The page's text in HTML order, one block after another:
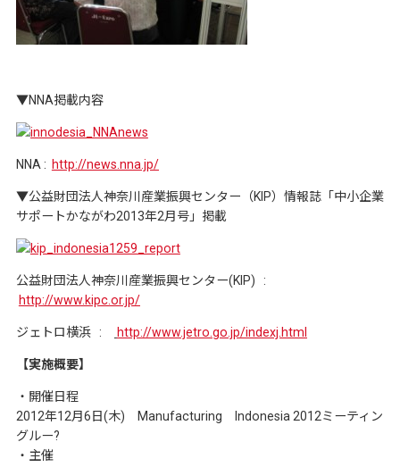
▼NNA掲載内容
NNA : http://news.nna.jp/
▼公益財団法人神奈川産業振興センター（KIP）情報誌「中小企業
サポートかながわ2013年2月号」掲載
公益財団法人神奈川産業振興センター(KIP) :
http://www.kipc.or.jp/
ジェトロ横浜 : http://www.jetro.go.jp/indexj.html
【実施概要】
・開催日程
2012年12月6日(木) Manufacturing Indonesia 2012ミーティン
グルー?
・主催